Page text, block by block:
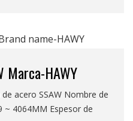
Marca-HAWY
acero SSAW Nombre de
~ 4064MM Espesor de